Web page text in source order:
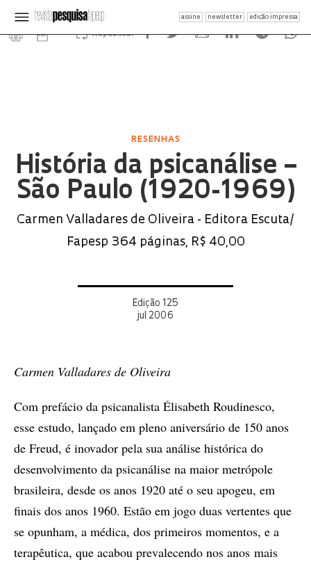
assine newsletter edição impressa
Republicar
RESENHAS
História da psicanálise –
São Paulo (1920-1969)
Carmen Valladares de Oliveira - Editora Escuta/
Fapesp 364 páginas, R$ 40,00
Edição 125
jul 2006
Carmen Valladares de Oliveira
Com prefácio da psicanalista Élisabeth Roudinesco,
esse estudo, lançado em pleno aniversário de 150 anos
de Freud, é inovador pela sua análise histórica do
desenvolvimento da psicanálise na maior metrópole
brasileira, desde os anos 1920 até o seu apogeu, em
finais dos anos 1960. Estão em jogo duas vertentes que
se opunham, a médica, dos primeiros momentos, e a
terapêutica, que acabou prevalecendo nos anos mais